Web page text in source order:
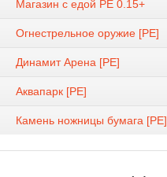
Магазин с едой PE 0.15+
Огнестрельное оружие [PE]
Динамит Арена [PE]
Аквапарк [PE]
Камень ножницы бумага [PE]